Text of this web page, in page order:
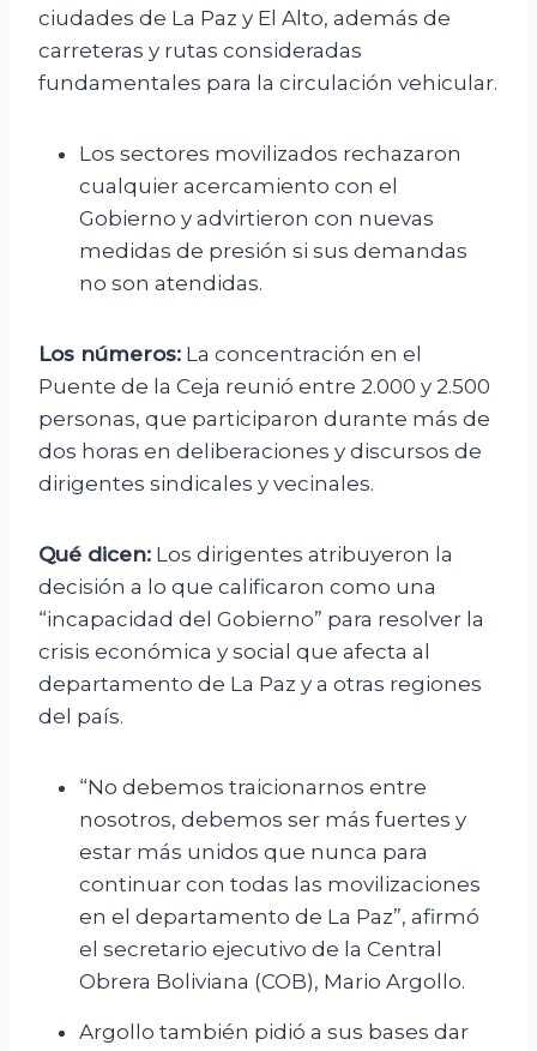
ciudades de La Paz y El Alto, además de
carreteras y rutas consideradas
fundamentales para la circulación vehicular.
Los sectores movilizados rechazaron
cualquier acercamiento con el
Gobierno y advirtieron con nuevas
medidas de presión si sus demandas
no son atendidas.
Los números: La concentración en el
Puente de la Ceja reunió entre 2.000 y 2.500
personas, que participaron durante más de
dos horas en deliberaciones y discursos de
dirigentes sindicales y vecinales.
Qué dicen: Los dirigentes atribuyeron la
decisión a lo que calificaron como una
“incapacidad del Gobierno” para resolver la
crisis económica y social que afecta al
departamento de La Paz y a otras regiones
del país.
“No debemos traicionarnos entre
nosotros, debemos ser más fuertes y
estar más unidos que nunca para
continuar con todas las movilizaciones
en el departamento de La Paz”, afirmó
el secretario ejecutivo de la Central
Obrera Boliviana (COB), Mario Argollo.
Argollo también pidió a sus bases dar